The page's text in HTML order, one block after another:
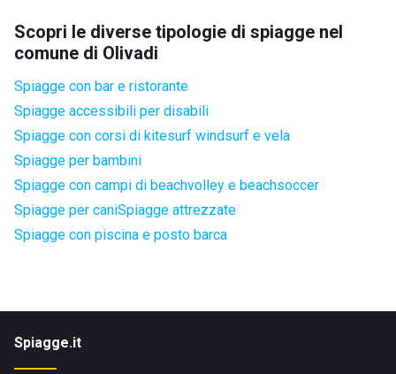
Scopri le diverse tipologie di spiagge nel
comune di Olivadi
Spiagge con bar e ristorante
Spiagge accessibili per disabili
Spiagge con corsi di kitesurf windsurf e vela
Spiagge per bambini
Spiagge con campi di beachvolley e beachsoccer
Spiagge per caniSpiagge attrezzate
Spiagge con piscina e posto barca
Spiagge.it